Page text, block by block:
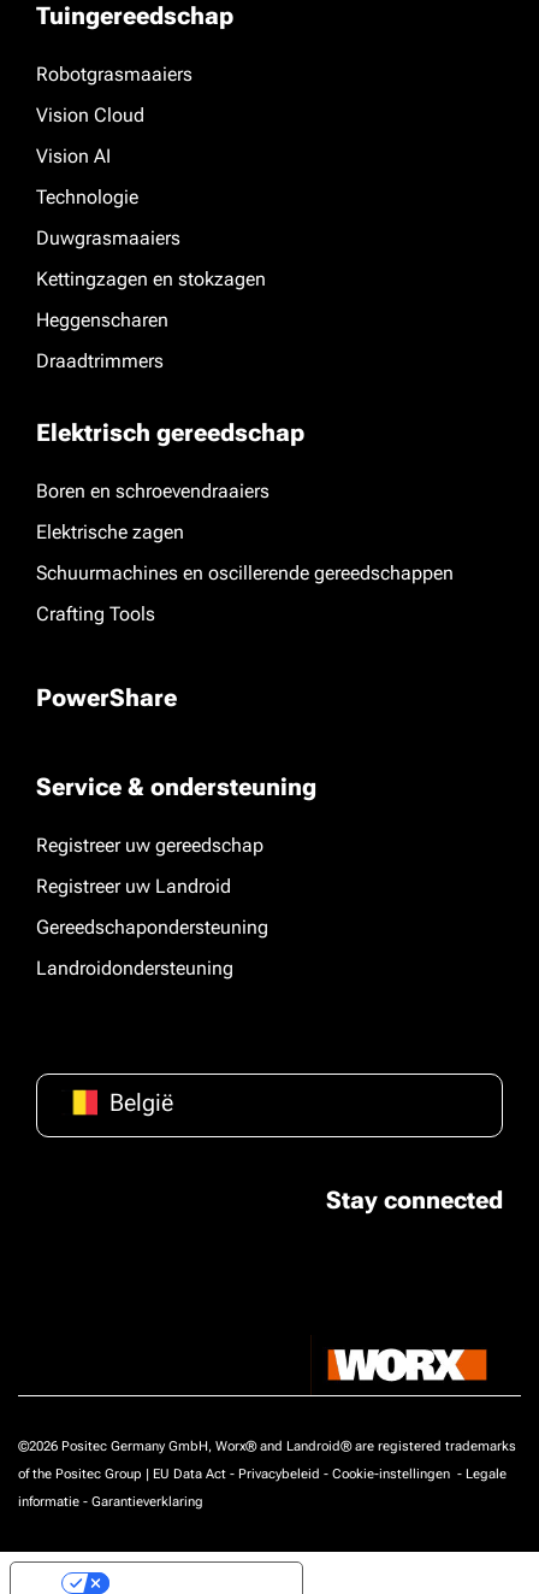
Tuingereedschap
Robotgrasmaaiers
Vision Cloud
Vision AI
Technologie
Duwgrasmaaiers
Kettingzagen en stokzagen
Heggenscharen
Draadtrimmers
Elektrisch gereedschap
Boren en schroevendraaiers
Elektrische zagen
Schuurmachines en oscillerende gereedschappen
Crafting Tools
PowerShare
Service & ondersteuning
Registreer uw gereedschap
Registreer uw Landroid
Gereedschapondersteuning
Landroidondersteuning
België
Stay connected
©2026 Positec Germany GmbH, Worx® and Landroid® are registered trademarks
of the Positec Group | EU Data Act - Privacybeleid - Cookie-instellingen - Legale
informatie - Garantieverklaring
Uw privacy-opties